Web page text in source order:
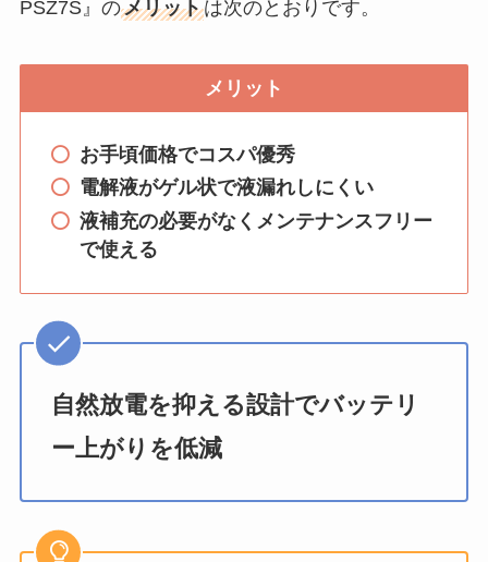
PSZ7S』のメリットは次のとおりです。
メリット
お手頃価格でコスパ優秀
電解液がゲル状で液漏れしにくい
液補充の必要がなくメンテナンスフリー
で使える
自然放電を抑える設計でバッテリ
ー上がりを低減